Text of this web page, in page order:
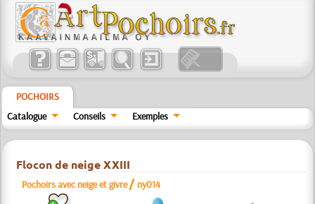
POCHOIRS
Catalogue
Conseils Exemples
Flocon de neige XXIII
Pochoirs avec neige et givre / ny014